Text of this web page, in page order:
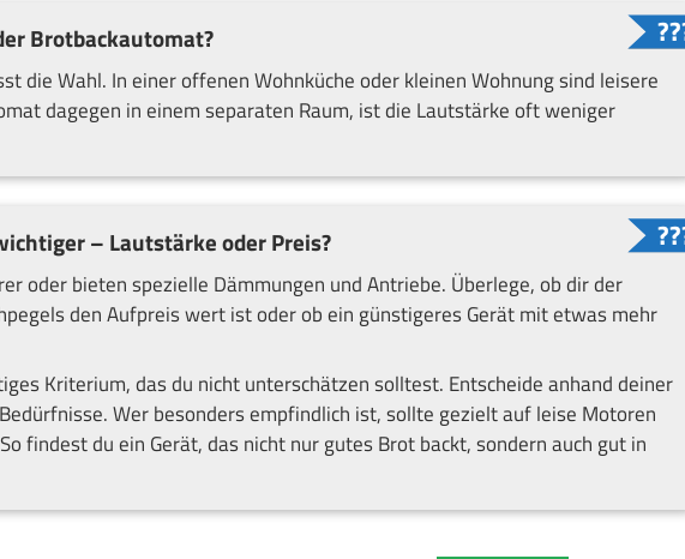
Brotbackautomat?
die Wahl. In einer offenen Wohnküche oder kleinen Wohnung sind leisere
dagegen in einem separaten Raum, ist die Lautstärke oft weniger
– Lautstärke oder Preis?
oder bieten spezielle Dämmungen und Antriebe. Überlege, ob dir der
den Aufpreis wert ist oder ob ein günstigeres Gerät mit etwas mehr
Kriterium, das du nicht unterschätzen solltest. Entscheide anhand deiner
Wer besonders empfindlich ist, sollte gezielt auf leise Motoren
findest du ein Gerät, das nicht nur gutes Brot backt, sondern auch gut in